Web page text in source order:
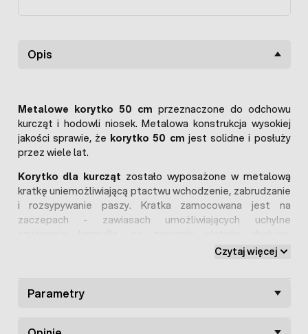
Opis
Metalowe korytko 50 cm przeznaczone do odchowu
kurcząt i hodowli niosek. Metalowa konstrukcja wysokiej
jakości sprawie, że korytko 50 cm jest solidne i posłuży
przez wiele lat.
Korytko dla kurcząt zostało wyposażone w metalową
kratkę uniemożliwiającą ptactwu wchodzenie, zabrudzanie
i rozsypywanie paszy. Kratka zamocowana jest na
zaczepach - zawiasach umożliwiających uchylne
Powierzchnia blachy w wielu miejscach profilowana co
Czytaj więcej
Parametry